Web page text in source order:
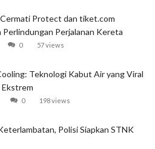
Protect dan tiket.com
Perjalanan Kereta
0 57 views
Teknologi Kabut Air yang Viral
Ekstrem
0 198 views
Polisi Siapkan STNK